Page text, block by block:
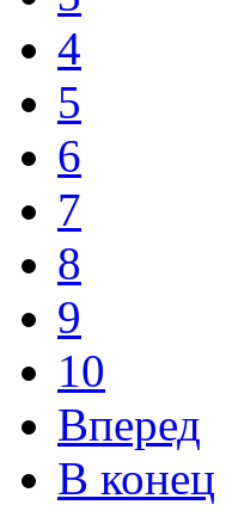
4
5
6
7
8
9
10
Вперед
В конец